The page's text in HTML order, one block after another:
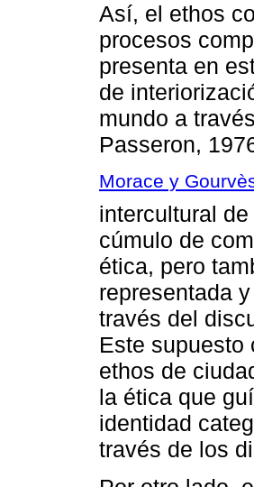
Así, el ethos
procesos
presenta en
de
mundo a
Passeron,
Morace y
intercultural
cúmulo de
ética, pero
representada
través del
Este supuesto
ethos de
la ética que
identidad
través de los